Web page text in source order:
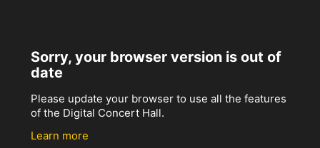
Sorry, your browser version is out of
date
Please update your browser to use all the features
of the Digital Concert Hall.
Learn more